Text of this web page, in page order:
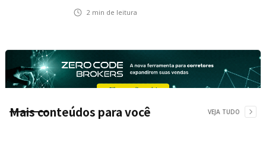
na Ponte Rio-Niterói
2 min de leitura
Mais conteúdos para você VEJA TUDO